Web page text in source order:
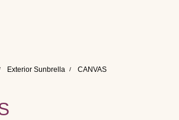
Exterior Sunbrella CANVAS